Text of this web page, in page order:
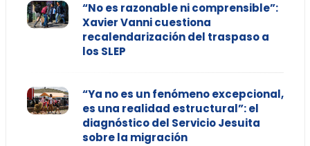
“No es razonable ni comprensible”:
Xavier Vanni cuestiona
recalendarización del traspaso a
los SLEP
“Ya no es un fenómeno excepcional,
es una realidad estructural”: el
diagnóstico del Servicio Jesuita
sobre la migración